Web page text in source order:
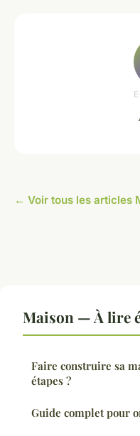
← Voir tous les articles
Maison — À lire
Faire construire sa
étapes ?
Guide complet pour